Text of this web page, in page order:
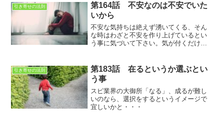
す。
引き寄せの法則
第164話 不安なのは不安でいた
いから
不安な気持ちは絶えず湧いてくる、そん
な時はわざと不安を作り上げているとい
う事に気づいて下さい。気が付くだけで
引き寄せの法則
第183話 在るというか選ぶとい
う事
スピ業界の大御所「なる」、成るが難し
いのなら、選択をするというイメージで
宜しいかと・・・